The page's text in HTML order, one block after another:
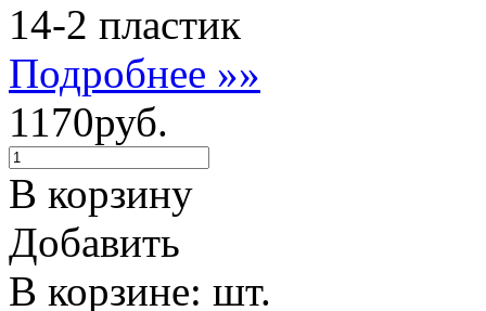
14-2 пластик
Подробнее »»
1170руб.
В корзину
Добавить
В корзине: шт.